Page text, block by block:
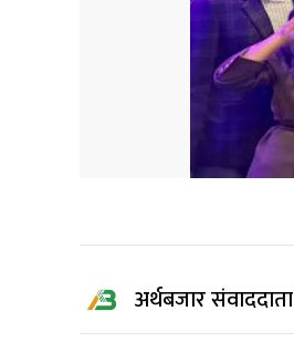
अर्थबजार संवाददाता